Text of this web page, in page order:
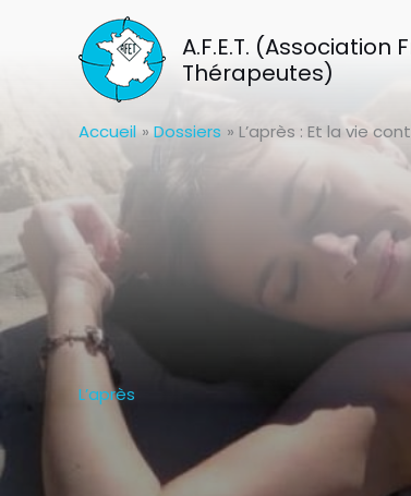
A.F.E.T.
Thérapeutes)
Accueil Dossiers L’après : Et la vie
L’après